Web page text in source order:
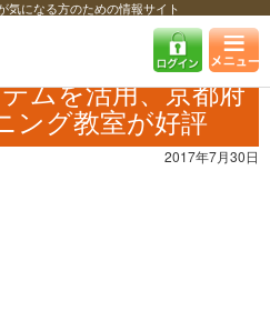
気になる方のための情報サイト
自治体・企業
DKエルダーシステム
教室が好評
ムを活用、京都府
ング教室が好評
2017年7月30日